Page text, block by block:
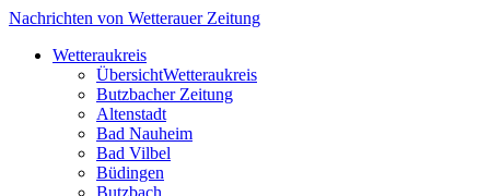
Nachrichten von Wetterauer Zeitung
Wetteraukreis
ÜbersichtWetteraukreis
Butzbacher Zeitung
Altenstadt
Bad Nauheim
Bad Vilbel
Büdingen
Butzbach